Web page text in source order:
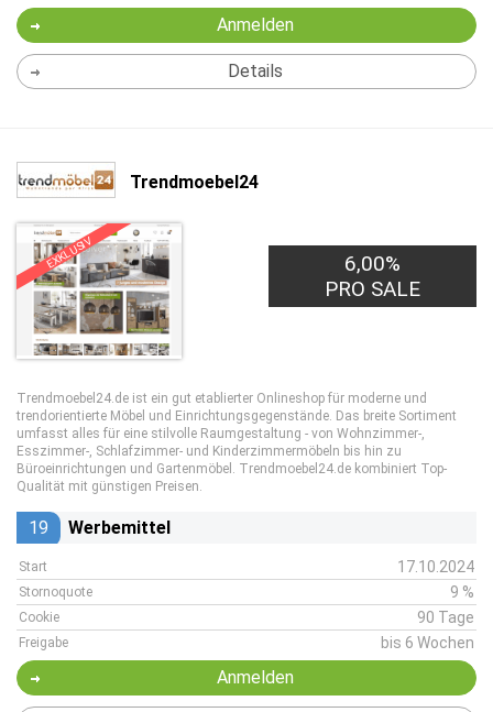
Anmelden
Details
Trendmoebel24
EXKLUSIV
6,00%
PRO SALE
Trendmoebel24.de ist ein gut etablierter Onlineshop für moderne und
trendorientierte Möbel und Einrichtungsgegenstände. Das breite Sortiment
umfasst alles für eine stilvolle Raumgestaltung - von Wohnzimmer-,
Esszimmer-, Schlafzimmer- und Kinderzimmermöbeln bis hin zu
Büroeinrichtungen und Gartenmöbel. Trendmoebel24.de kombiniert Top-
Qualität mit günstigen Preisen.
19 Werbemittel
Start 17.10.2024
Stornoquote 9 %
Cookie 90 Tage
Freigabe bis 6 Wochen
Anmelden